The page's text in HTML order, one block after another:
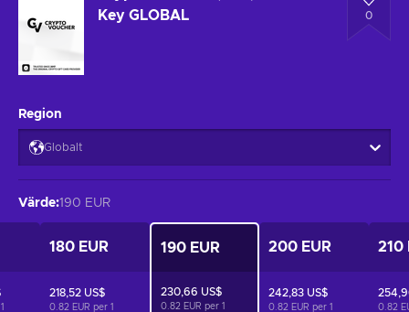
Key GLOBAL
0
Region
Globalt
Värde:190 EUR
1
180 EUR
218,52 US$
0.82 EUR per 1
190 EUR
230,66 US$
0.82 EUR per 1
200 EUR
242,83 US$
0.82 EUR per 1
210
0.82